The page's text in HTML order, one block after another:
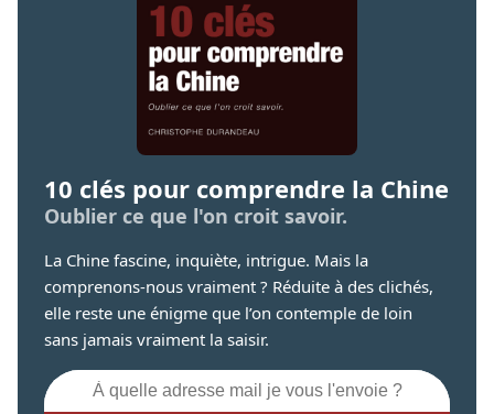
10 clés pour comprendre la Chine
Oublier ce que l'on croit savoir.
La Chine fascine, inquiète, intrigue. Mais la
comprenons-nous vraiment ? Réduite à des clichés,
elle reste une énigme que l’on contemple de loin
sans jamais vraiment la saisir.